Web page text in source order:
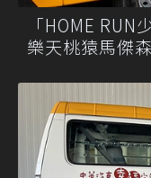
「HOME
樂天桃猿馬傑